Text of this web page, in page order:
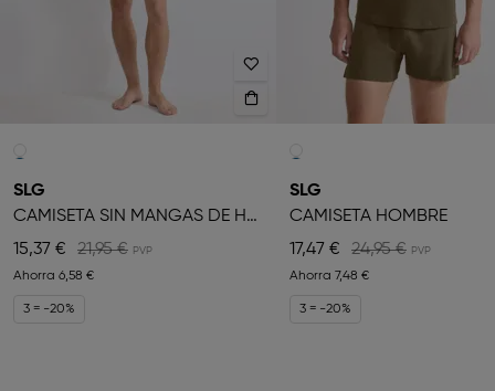
SLG
CAMISETA SIN MANGAS DE HOMBRE
15,37 €
21,95 €
Ahorra 6,58 €
3 = -20%
SLG
CAMISETA HOMBRE
17,47 €
24,95 €
Ahorra 7,48 €
3 = -20%